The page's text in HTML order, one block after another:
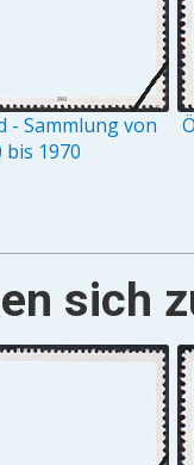
- Sammlung von
bis 1970
sich